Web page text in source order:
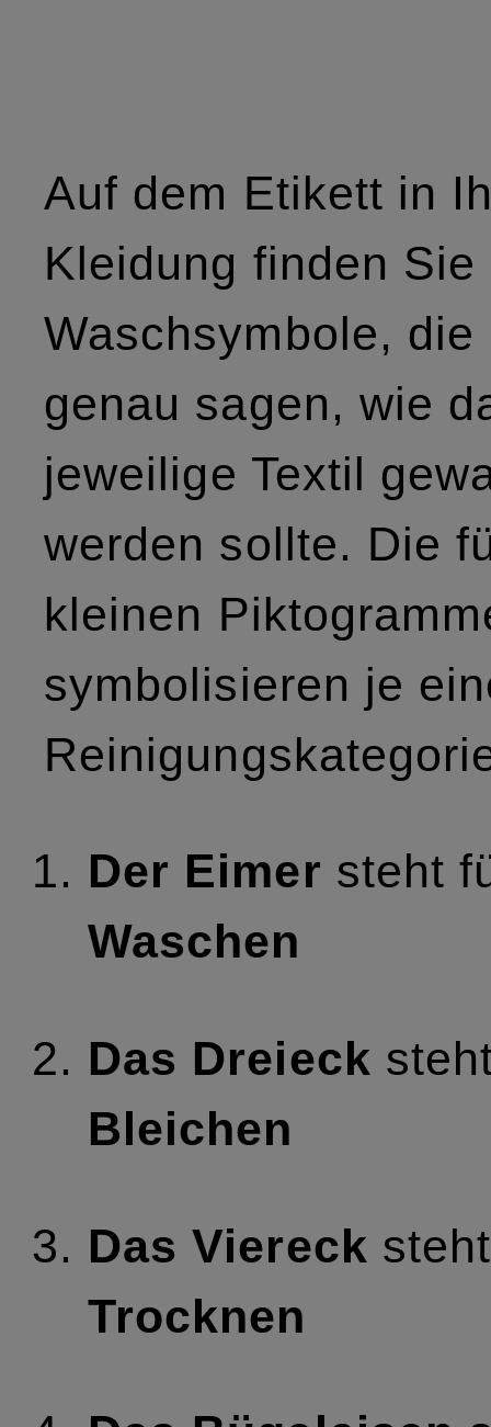
Auf dem Etikett in
Kleidung finden Sie
Waschsymbole, die
genau sagen, wie
jeweilige Textil
werden sollte. Die
kleinen
symbolisieren je
Der Eimer steht
Waschen
Das Dreieck
Bleichen
Das Viereck
Trocknen